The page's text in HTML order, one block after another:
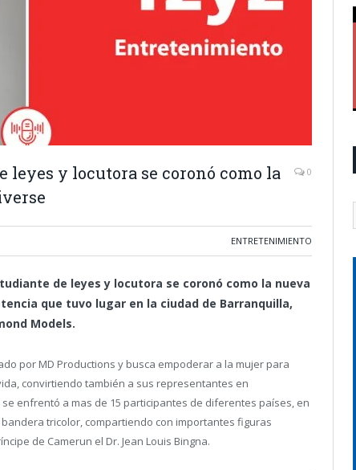
leyes y locutora se coronó como la
0
ENTRETENIMIENTO
de leyes y locutora se coronó como la nueva
que tuvo lugar en la ciudad de Barranquilla,
Models.
por MD Productions y busca empoderar a la mujer para
convirtiendo también a sus representantes en
enfrentó a mas de 15 participantes de diferentes países, en
tricolor, compartiendo con importantes figuras
de Camerun el Dr. Jean Louis Bingna.